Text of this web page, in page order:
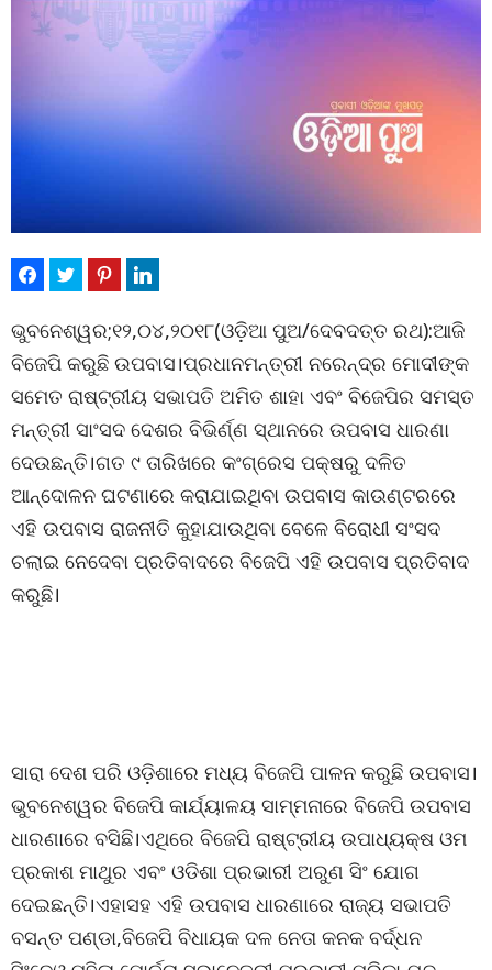
ଭୁବନେଶ୍ୱର;୧୨,୦୪,୨୦୧୮(ଓଡ଼ିଆ ପୁଅ/ଦେବଦତ୍ତ ରଥ):ଆଜି
ବିଜେପି କରୁଛି ଉପବାସ।ପ୍ରଧାନମନ୍ତ୍ରୀ ନରେନ୍ଦ୍ର ମୋଦୀଙ୍କ
ସମେତ ରାଷ୍ଟ୍ରୀୟ ସଭାପତି ଅମିତ ଶାହା ଏବଂ ବିଜେପିର ସମସ୍ତ
ମନ୍ତ୍ରୀ ସାଂସଦ ଦେଶର ବିଭିର୍ଣ୍ଣ ସ୍ଥାନରେ ଉପବାସ ଧାରଣା
ଦେଉଛନ୍ତି।ଗତ ୯ ତାରିଖରେ କଂଗ୍ରେସ ପକ୍ଷରୁ ଦଳିତ
ଆନ୍ଦୋଳନ ଘଟଣାରେ କରାଯାଇଥିବା ଉପବାସ କାଉଣ୍ଟରରେ
ଏହି ଉପବାସ ରାଜନୀତି କୁହାଯାଉଥିବା ବେଳେ ବିରୋଧୀ ସଂସଦ
ଚଲାଇ ନେଦେବା ପ୍ରତିବାଦରେ ବିଜେପି ଏହି ଉପବାସ ପ୍ରତିବାଦ
କରୁଛି।
ସାରା ଦେଶ ପରି ଓଡ଼ିଶାରେ ମଧ୍ୟ ବିଜେପି ପାଳନ କରୁଛି ଉପବାସ।
ଭୁବନେଶ୍ୱର ବିଜେପି କାର୍ଯ୍ୟାଳୟ ସାମ୍ମନାରେ ବିଜେପି ଉପବାସ
ଧାରଣାରେ ବସିଛି।ଏଥିରେ ବିଜେପି ରାଷ୍ଟ୍ରୀୟ ଉପାଧ୍ୟକ୍ଷ ଓମ
ପ୍ରକାଶ ମାଥୁର ଏବଂ ଓଡିଶା ପ୍ରଭାରୀ ଅରୁଣ ସିଂ ଯୋଗ
ଦେଇଛନ୍ତି।ଏହାସହ ଏହି ଉପବାସ ଧାରଣାରେ ରାଜ୍ୟ ସଭାପତି
ବସନ୍ତ ପଣ୍ଡା,ବିଜେପି ବିଧାୟକ ଦଳ ନେତା କନକ ବର୍ଦ୍ଧନ